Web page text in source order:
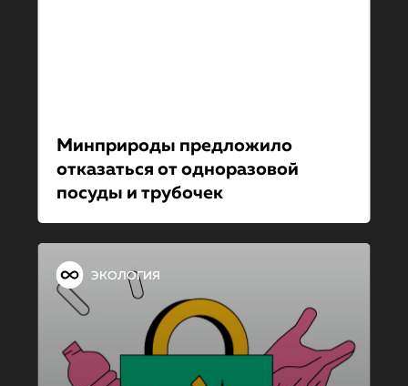
Минприроды предложило
отказаться от одноразовой
посуды и трубочек
ЭКОЛОГИЯ